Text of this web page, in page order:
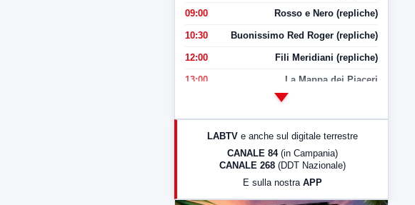
09:00 Rosso e Nero (repliche)
10:30 Buonissimo Red Roger (repliche)
12:00 Fili Meridiani (repliche)
13:00 La Mappa dei Piaceri
LabNews (Diretta)
LABTV e anche sul digitale terrestre
CANALE 84 (in Campania)
CANALE 268 (DDT Nazionale)
E sulla nostra APP